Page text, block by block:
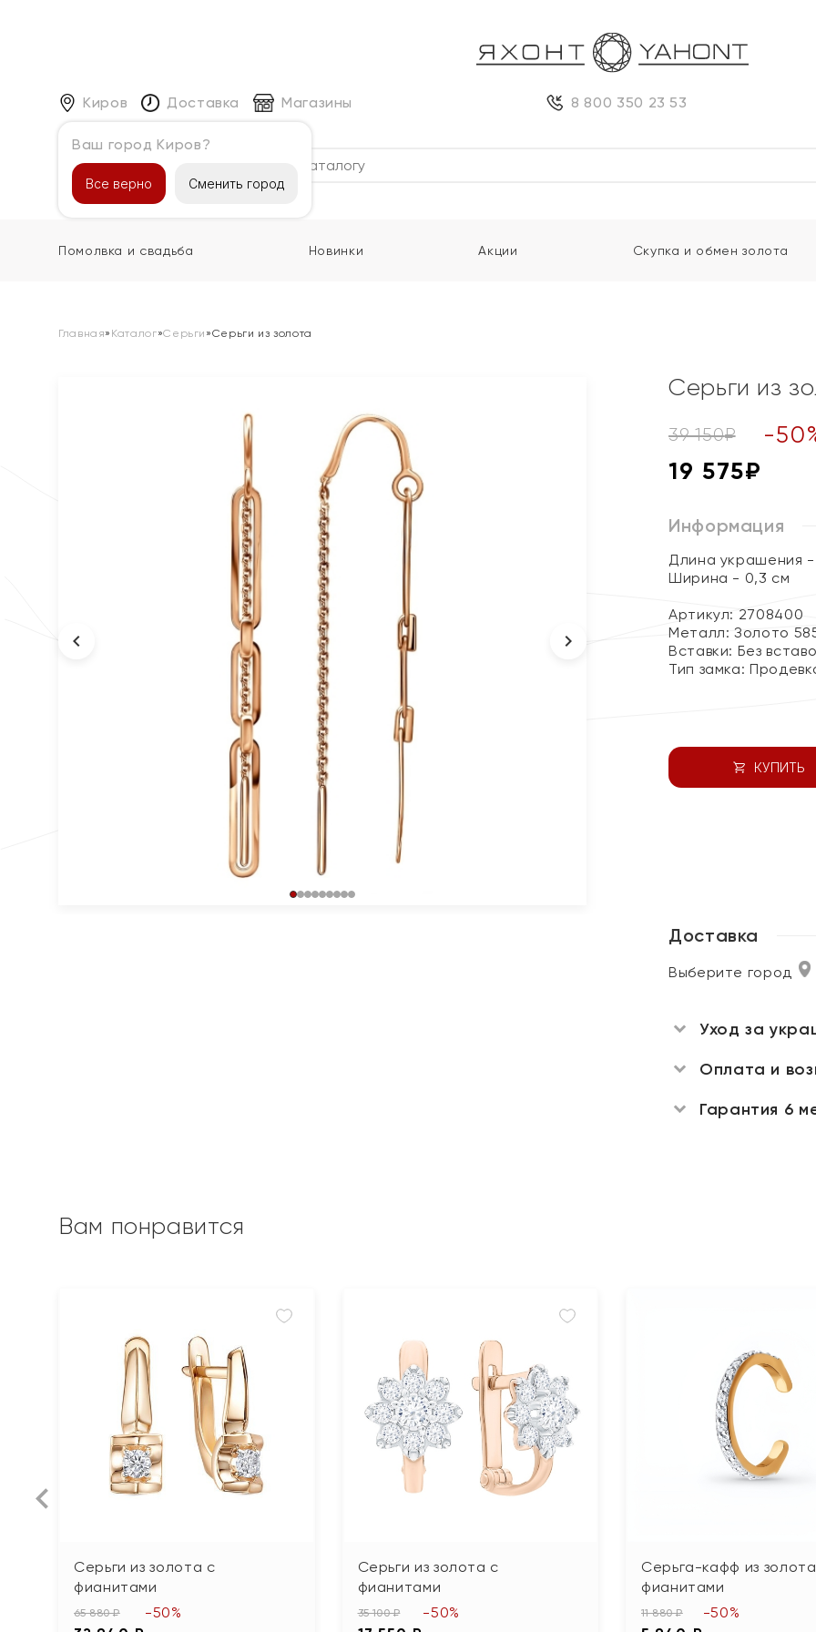
Киров
Ваш город Киров?
Все верно Сменить город
Доставка Магазины 8 800 350 23 53
Каталог
Помолвка и свадьба Новинки Акции Скупка и обмен золота
Главная» Каталог»Серьги »Серьги из золота
Серьги из
39 150₽ -50
19 575₽
Информация
Длина украшения
Ширина - 0,3 см
Артикул: 2708400
Металл:Золото
Вставки: Без
Тип замка:
КУПИТЬ
Доставка
Выберите город
Уход за
Оплата и
Гарантия 6
Вам понравится
Серьги из золота с
фианитами
65 880 ₽ -50%
Серьги из золота с
фианитами
35 100 ₽ -50%
Серьга-кафф из
фианитами
11 880 ₽ -50%